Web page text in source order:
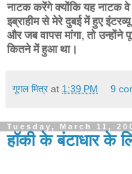
नाटक करेंगे क्योंकि यह नाटक
इब्राहीम से मेरे दुबई में हुए
और जब वापस मांगा, तो उन्होंने
कितने में हुआ था।
गूगल मित्र at 1:39 PM 9
Tuesday, March 11,
हॉकी के बंटाधार के